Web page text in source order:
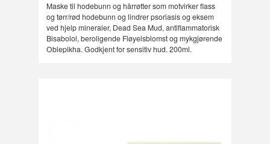
Maske til hodebunn og hårrøtter som motvirker flass
og tørr/rød hodebunn og lindrer psoriasis og eksem
ved hjelp mineraler, Dead Sea Mud, antiflammatorisk
Bisabolol, beroligende Fløyelsblomst og mykgjørende
Oblepikha. Godkjent for sensitiv hud. 200ml.